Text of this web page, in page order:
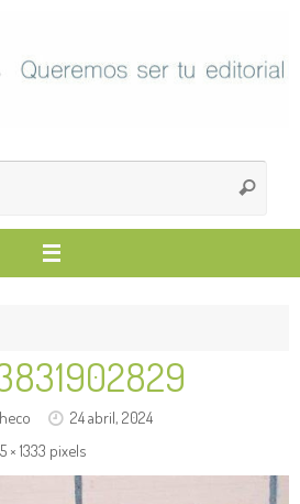
Buscar
24 abril, 2024
× 1333 pixels